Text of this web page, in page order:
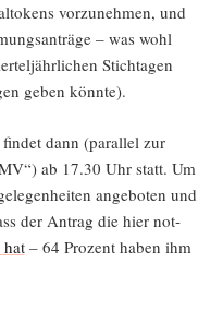
vor­zu­neh­men, und
– was wohl
Stich­ta­gen
geben könnte).
dann (par­al­lel zur
ab 17.30 Uhr statt. Um
ange­bo­ten und
der Antrag die hier not­
– 64 Pro­zent haben ihm